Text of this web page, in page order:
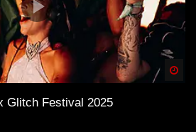
Glitch Festival 2025